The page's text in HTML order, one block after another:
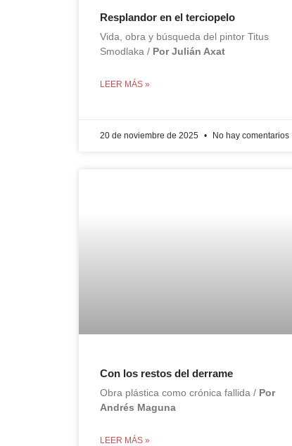
Resplandor en el terciopelo
Vida, obra y búsqueda del pintor Titus
Smodlaka / Por Julián Axat
LEER MÁS »
20 de noviembre de 2025 No hay comentarios
Con los restos del derrame
Obra plástica como crónica fallida / Por
Andrés Maguna
LEER MÁS »